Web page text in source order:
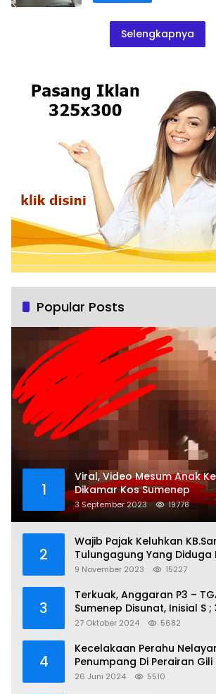
Selengkapnya
Popular Posts
1
Viral, Video Mesum Anak
Dikamar Kos Sumenep
3 September 2023 19778
2
Wajib Pajak Keluhkan
Tulungagung Yang Diduga
Pungli
9 November 2023 15227
3
Terkuak, Anggaran P3 –
Sumenep Disunat, Inisial S
Bagian Oknum DPR- RI
27 Oktober 2024 5682
4
Kecelakaan Perahu
Penumpang Di Perairan
Hilang
26 Juni 2024 5510